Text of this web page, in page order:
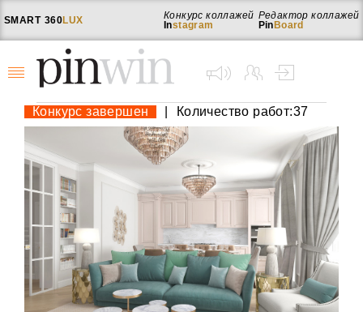
SMART 360LUX
Редактор коллажей
Pin Board
Конкурс коллажей
Instagram
Конкурс завершен Количество работ:37